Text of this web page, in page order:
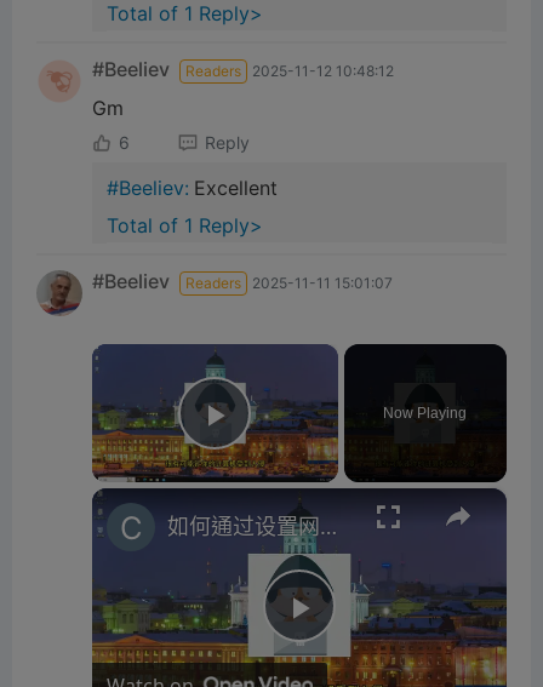
Total of 1 Reply>
#Beeliev Readers 2025-11-12 10:48:12
Gm
6 Reply
#Beeliev: Excellent
Total of 1 Reply>
#Beeliev Readers 2025-11-11 15:01:07
×
Play Video
Now Playing
×
P
如何通过设置网络位置类型来保护电脑安全